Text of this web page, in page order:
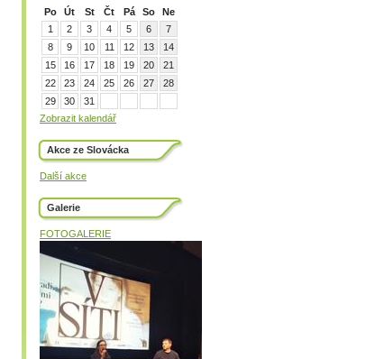
Po
Út St Čt Pá So
Ne
1
2 3 4 5 6
7
8
9 10 11 12 13
14
15
16 17 18 19 20
21
22
23 24 25 26 27
28
29
30
31
Zobrazit kalendář
Akce ze Slovácka
Další akce
Galerie
FOTOGALERIE